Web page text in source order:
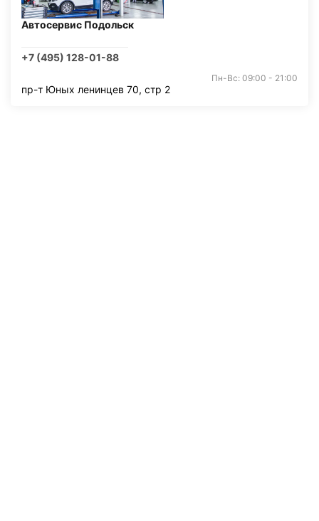
Автосервис Подольск
+7 (495) 128-01-88
Пн-Вс: 09:00 - 21:00
пр-т Юных ленинцев 70, стр 2